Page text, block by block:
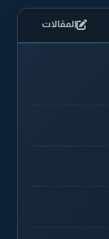
المقالات